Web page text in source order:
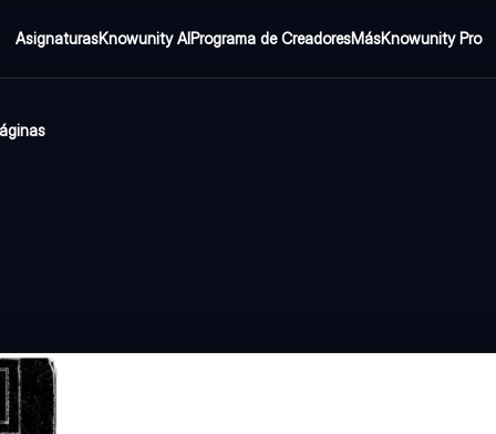
AsignaturasKnowunity AIPrograma de CreadoresMásKnowunity Pro